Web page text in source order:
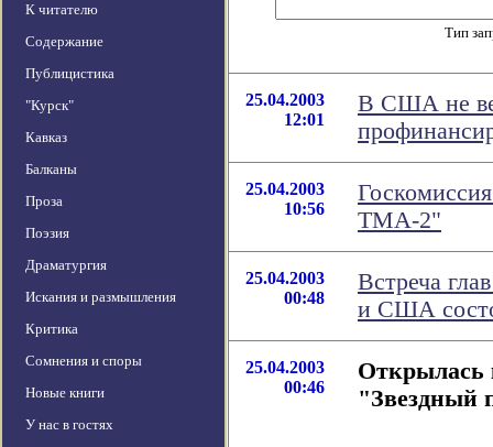
К читателю
Содержание
Публицистика
"Курск"
Кавказ
Балканы
Проза
Поэзия
Драматургия
Искания и размышления
Критика
Сомнения и споры
Новые книги
У нас в гостях
Тип
25.04.2003
12:01
В США не
25.04.2003
10:56
ТМА-2"
25.04.2003
00:48
Встреча
и США
25.04.2003
00:46
Открылась
"Звездный